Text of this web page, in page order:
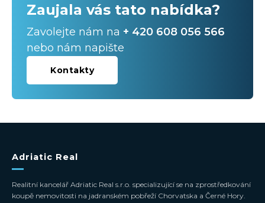
Zaujala vás tato nabídka?
Zavolejte nám na + 420 608 056 566
nebo nám napište
Kontakty
Adriatic Real
Realitní kancelář Adriatic Real s.r.o. specializující se na zprostředkování
koupě nemovitosti na jadranském pobřeží Chorvatska a Černé Hory.